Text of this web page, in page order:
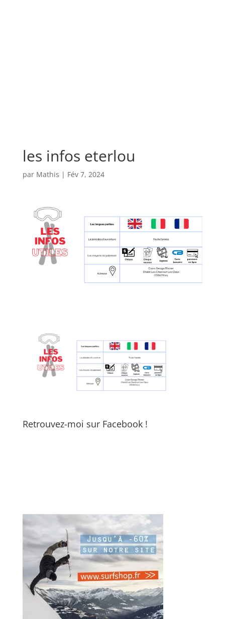
les infos eterlou
par Mathis | Fév 7, 2024
Retrouvez-moi sur Facebook !